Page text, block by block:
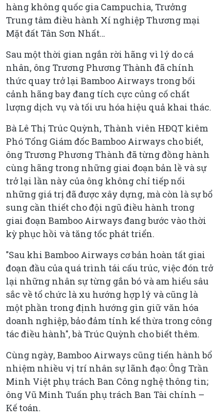
hàng không quốc gia Campuchia, Trưởng
Trung tâm điều hành Xí nghiệp Thương mại
Mặt đất Tân Sơn Nhất…
Sau một thời gian ngắn rời hãng vì lý do cá
nhân, ông Trương Phương Thành đã chính
thức quay trở lại Bamboo Airways trong bối
cảnh hãng bay đang tích cực củng cố chất
lượng dịch vụ và tối ưu hóa hiệu quả khai thác.
Bà Lê Thị Trúc Quỳnh, Thành viên HĐQT kiêm
Phó Tổng Giám đốc Bamboo Airways cho biết,
ông Trương Phương Thành đã từng đồng hành
cùng hãng trong những giai đoạn bản lề và sự
trở lại lần này của ông không chỉ tiếp nối
những giá trị đã được xây dựng, mà còn là sự bổ
sung cần thiết cho đội ngũ điều hành trong
giai đoạn Bamboo Airways đang bước vào thời
kỳ phục hồi và tăng tốc phát triển.
"Sau khi Bamboo Airways cơ bản hoàn tất giai
đoạn đầu của quá trình tái cấu trúc, việc đón trở
lại những nhân sự từng gắn bó và am hiểu sâu
sắc về tổ chức là xu hướng hợp lý và cũng là
một phần trong định hướng gìn giữ văn hóa
doanh nghiệp, bảo đảm tính kế thừa trong công
tác điều hành", bà Trúc Quỳnh cho biết thêm.
Cùng ngày, Bamboo Airways cũng tiến hành bổ
nhiệm nhiều vị trí nhân sự lãnh đạo: Ông Trần
Minh Việt phụ trách Ban Công nghệ thông tin;
ông Vũ Minh Tuấn phụ trách Ban Tài chính –
Kế toán.